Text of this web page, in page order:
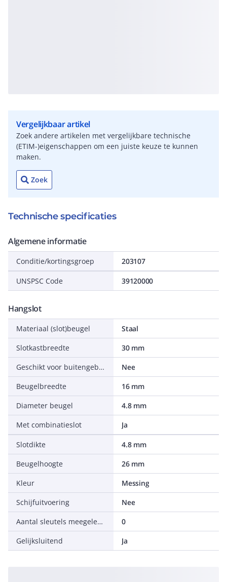
Vergelijkbaar artikel
Zoek andere artikelen met vergelijkbare technische
(ETIM-)eigenschappen om een juiste keuze te kunnen
maken.
Zoek
Technische specificaties
Algemene informatie
Conditie/kortingsgroep 203107
UNSPSC Code 39120000
Hangslot
Materiaal (slot)beugel
Staal
Slotkastbreedte
30 mm
Geschikt voor buitengebruik
Nee
Beugelbreedte
16 mm
Diameter beugel
4.8 mm
Met combinatieslot
Ja
Slotdikte
4.8 mm
Beugelhoogte
26 mm
Kleur
Messing
Schijfuitvoering
Nee
Aantal sleutels meegeleverd
0
Gelijksluitend
Ja